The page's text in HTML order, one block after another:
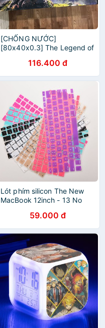
[CHỐNG NƯỚC]
[80x40x0.3] The Legend of
Tấm lót chuột, bàn di chuột,
mouse pad game SIZE lớn
116.400 đ
Lót phím silicon The New
MacBook 12inch - 13 No
59.000 đ